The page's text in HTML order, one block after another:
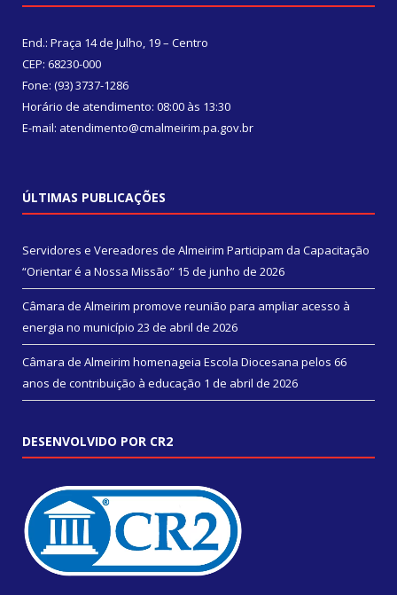
End.: Praça 14 de Julho, 19 – Centro
CEP: 68230-000
Fone: (93) 3737-1286
Horário de atendimento: 08:00 às 13:30
E-mail: atendimento@cmalmeirim.pa.gov.br
ÚLTIMAS PUBLICAÇÕES
Servidores e Vereadores de Almeirim Participam da Capacitação
“Orientar é a Nossa Missão” 15 de junho de 2026
Câmara de Almeirim promove reunião para ampliar acesso à
energia no município 23 de abril de 2026
Câmara de Almeirim homenageia Escola Diocesana pelos 66
anos de contribuição à educação 1 de abril de 2026
DESENVOLVIDO POR CR2